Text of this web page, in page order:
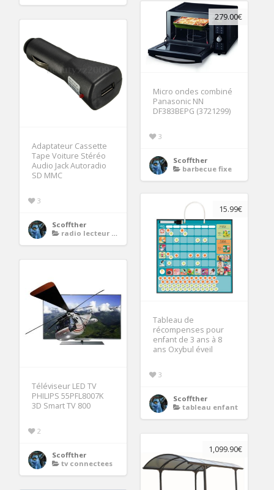
279.00€
Micro ondes combiné
Panasonic NN
DF383BEPG (3721299)
3
Scoffther
barbecue fixe
Adaptateur Cassette
Tape Voiture Stéréo
Audio Jack Autoradio
SD MMC
3
Scoffther
radio lecteur cd portable
15.99€
Tableau de
récompenses pour
enfant de 3 ans à 8
ans Oxybul éveil
3
Scoffther
tableau enfant
Téléviseur LED TV
PHILIPS 55PFL8007K
3D Smart TV 800
2
Scoffther
tv connectees
1,099.90€